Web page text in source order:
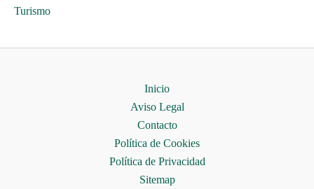
Turismo
Inicio
Aviso Legal
Contacto
Política de Cookies
Política de Privacidad
Sitemap